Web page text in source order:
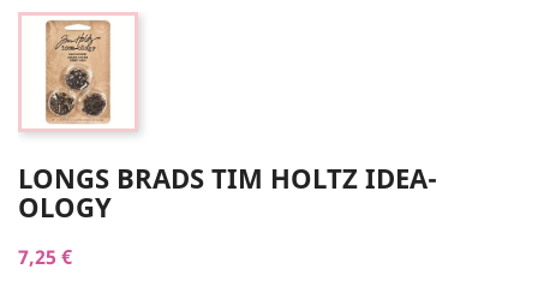
LONGS BRADS TIM HOLTZ IDEA-
OLOGY
7,25 €